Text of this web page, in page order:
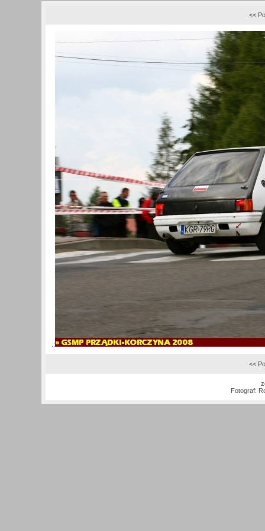
<<
.:
<<
Fotograf: